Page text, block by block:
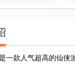
一款人气超高的仙侠